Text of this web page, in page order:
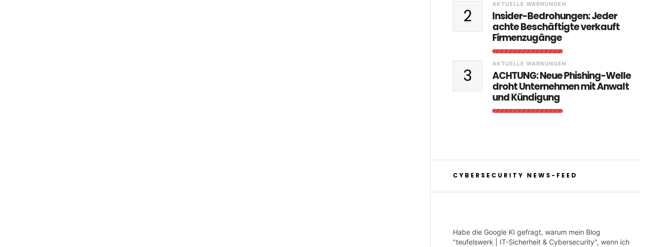
2
AKTUELLE WARNUNGEN
Insider-Bedrohungen: Jeder
achte Beschäftigte verkauft
Firmenzugänge
3
AKTUELLE WARNUNGEN
ACHTUNG: Neue Phishing-Welle
droht Unternehmen mit Anwalt
und Kündigung
CYBERSECURITY NEWS-FEED
Habe die Google KI gefragt, warum mein Blog
"teufelswerk | IT-Sicherheit & Cybersecurity", wenn ich